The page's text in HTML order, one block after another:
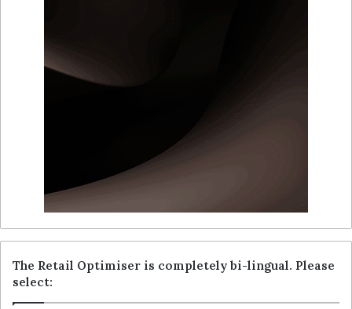
The Retail Optimiser is completely bi-lingual. Please
select: